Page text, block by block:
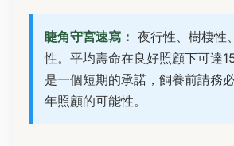
睫角守宮速寫： 夜行性、樹棲性
性。平均壽命在良好照顧下可達
是一個短期的承諾，飼養前請務
年照顧的可能性。